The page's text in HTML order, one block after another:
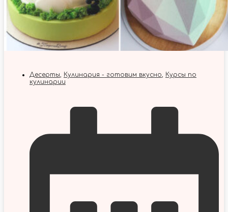
Десерты, Кулинария - готовим вкусно, Курсы по
кулинарии